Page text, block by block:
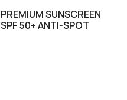
PREMIUM SUNSCREEN
SPF 50+ ANTI-SPOT